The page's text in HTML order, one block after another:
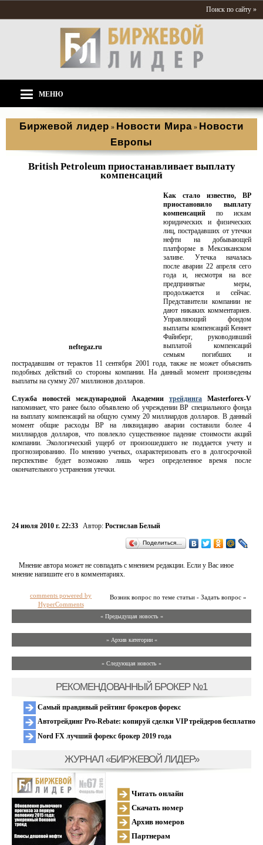
Поиск по сайту »
МЕНЮ
Биржевой лидер » Новости Мира » Новости
Европы
British Petroleum приостанавливает выплату
компенсаций
neftegaz.ru
Как стало известно, ВР
приостановило выплату
компенсаций по искам
юридических и физических
лиц, пострадавших от утечки
нефти на добывающей
платформе в Мексиканском
заливе. Утечка началась
после аварии 22 апреля сего
года и, несмотря на все
предпринятые меры,
продолжается и сейчас.
Представители компании не
дают никаких комментариев.
Управляющий фондом
выплаты компенсаций Кеннет
Файнберг, руководивший
выплатой компенсаций
семьям погибших и
пострадавшим от терактов 11 сентября 2001 года, также не может объяснить
подобных действий со стороны компании. На данный момент произведены
выплаты на сумму 207 миллионов долларов.
Служба новостей международной Академии трейдинга Masterforex-V
напоминает, что ранее было объявлено об учреждении ВР специального фонда
на выплату компенсаций на общую сумму 20 миллиардов долларов. В данный
момент общие расходы ВР на ликвидацию аварии составили более 4
миллиардов долларов, что повлекло существенное падение стоимости акций
компании. Экологический ущерб от произошедшего не поддается учету и
прогнозированию. По мнению ученых, охарактеризовать его в долгосрочной
перспективе будет возможно лишь через определенное время после
окончательного устранения утечки.
24 июля 2010 г. 22:33 Автор: Ростислав Белый
Поделиться…
Мнение автора может не совпадать с мнением редакции. Если у Вас иное
мнение напишите его в комментариях.
Возник вопрос по теме статьи - Задать вопрос »
comments powered by
HyperComments
« Предыдущая новость «
» Архив категории «
» Следующая новость »
РЕКОМЕНДОВАННЫЙ БРОКЕР №1
Самый правдивый рейтинг брокеров форекс
Автотрейдинг Pro-Rebate: копируй сделки VIP трейдеров бесплатно
Nord FX лучший форекс брокер 2019 года
ЖУРНАЛ «БИРЖЕВОЙ ЛИДЕР»
Читать онлайн
Скачать номер
Архив номеров
Партнерам